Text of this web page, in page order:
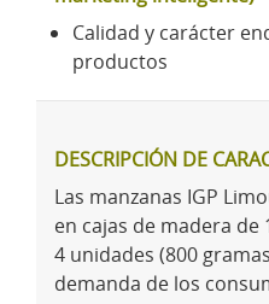
Calidad y carácter
productos
DESCRIPCIÓN DE
Las manzanas IGP
en cajas de madera de
4 unidades (800
demanda de los